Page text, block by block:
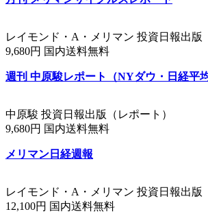
レイモンド・A・メリマン 投資日報出版
9,680円 国内送料無料
週刊 中原駿レポート（NYダウ・日経平均
中原駿 投資日報出版（レポート）
9,680円 国内送料無料
メリマン日経週報
レイモンド・A・メリマン 投資日報出版
12,100円 国内送料無料